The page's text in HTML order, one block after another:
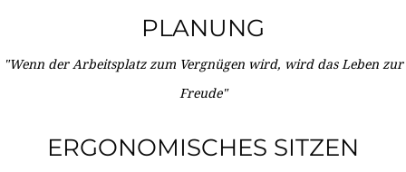
PLANUNG
"Wenn der Arbeitsplatz zum Vergnügen wird, wird das Leben zur
Freude"
ERGONOMISCHES SITZEN